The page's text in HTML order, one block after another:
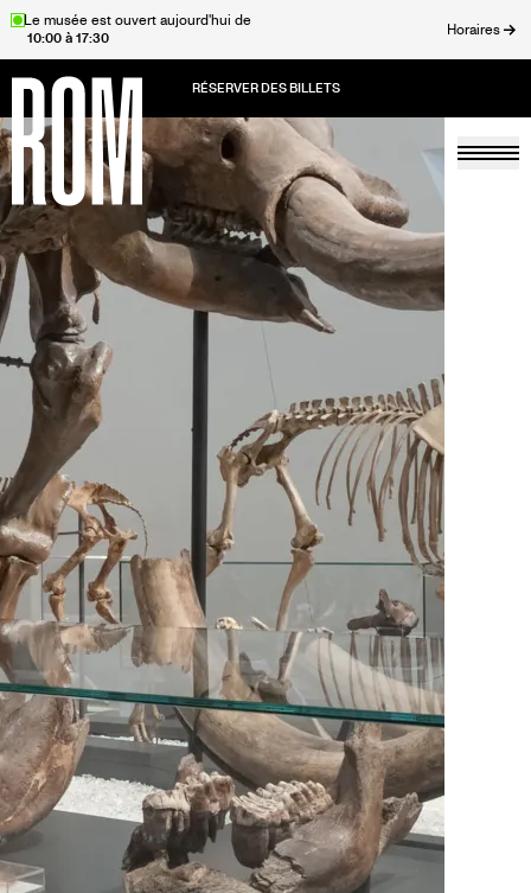
Aller
contenu
principal
Le musée est ouvert aujourd'hui de
10:00 à 17:30
Horaires
Accueil